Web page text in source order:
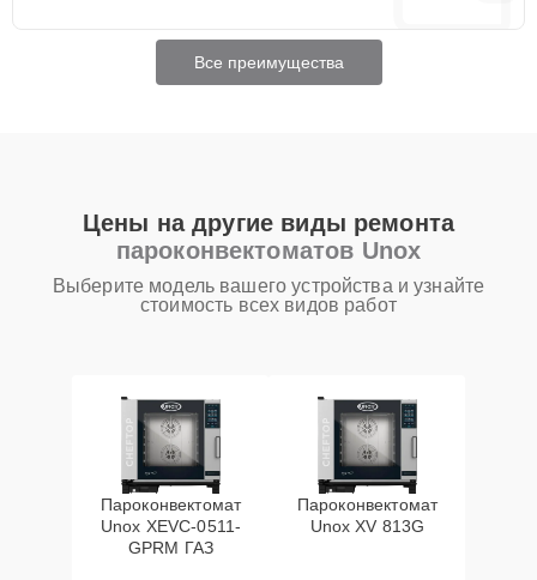
Все преимущества
Цены на другие виды ремонта
пароконвектоматов Unox
Выберите модель вашего устройства и узнайте
стоимость всех видов работ
Пароконвектомат
Unox XEVC-0511-
GPRM ГАЗ
Пароконвектомат
Unox XV 813G